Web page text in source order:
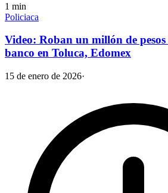
1 min
Policiaca
Video: Roban un millón de
banco en Toluca, Edomex
15 de enero de 2026·